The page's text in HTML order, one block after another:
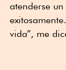
atenderse
vida”, me